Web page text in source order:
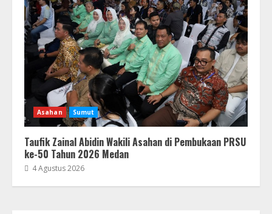
Asahan Sumut
Taufik Zainal Abidin Wakili Asahan di Pembukaan PRSU
ke-50 Tahun 2026 Medan
4 Agustus 2026